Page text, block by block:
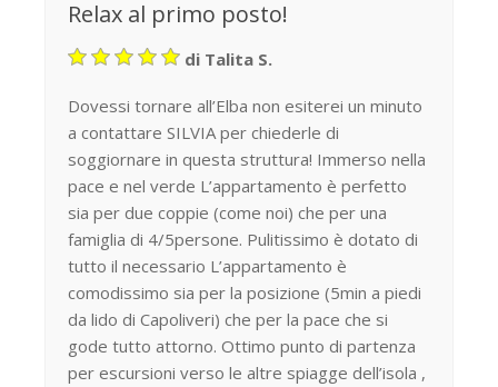
Relax al primo posto!
di Talita S.
Dovessi tornare all’Elba non esiterei un minuto
a contattare SILVIA per chiederle di
soggiornare in questa struttura! Immerso nella
pace e nel verde L’appartamento è perfetto
sia per due coppie (come noi) che per una
famiglia di 4/5persone. Pulitissimo è dotato di
tutto il necessario L’appartamento è
comodissimo sia per la posizione (5min a piedi
da lido di Capoliveri) che per la pace che si
gode tutto attorno. Ottimo punto di partenza
per escursioni verso le altre spiagge dell’isola ,